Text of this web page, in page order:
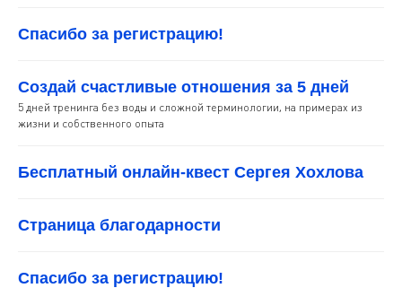
Спасибо за регистрацию!
Создай счастливые отношения за 5 дней
5 дней тренинга без воды и сложной терминологии, на примерах из
жизни и собственного опыта
Бесплатный онлайн-квест Сергея Хохлова
Страница благодарности
Спасибо за регистрацию!